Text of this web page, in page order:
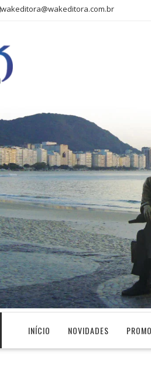
wakeditora@wakeditora.com.br
INÍCIO NOVIDADES